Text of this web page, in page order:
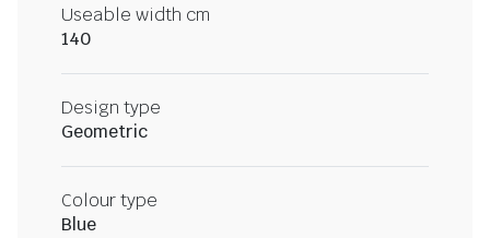
Useable width cm
140
Design type
Geometric
Colour type
Blue